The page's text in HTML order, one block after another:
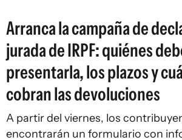
Arranca la campaña de
jurada de IRPF: quiénes
presentarla, los plazos y
cobran las devoluciones
A partir del viernes, los
encontrarán un formulario con